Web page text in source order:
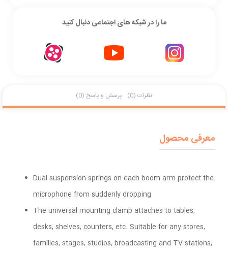
ما را در شبکه های اجتماعی دنبال کنید
نظرات (0) پرسش و پاسخ (0)
معرفی محصول
Dual suspension springs on each boom arm protect the
microphone from suddenly dropping
The universal mounting clamp attaches to tables,
desks, shelves, counters, etc. Suitable for any stores,
families, stages, studios, broadcasting and TV stations,